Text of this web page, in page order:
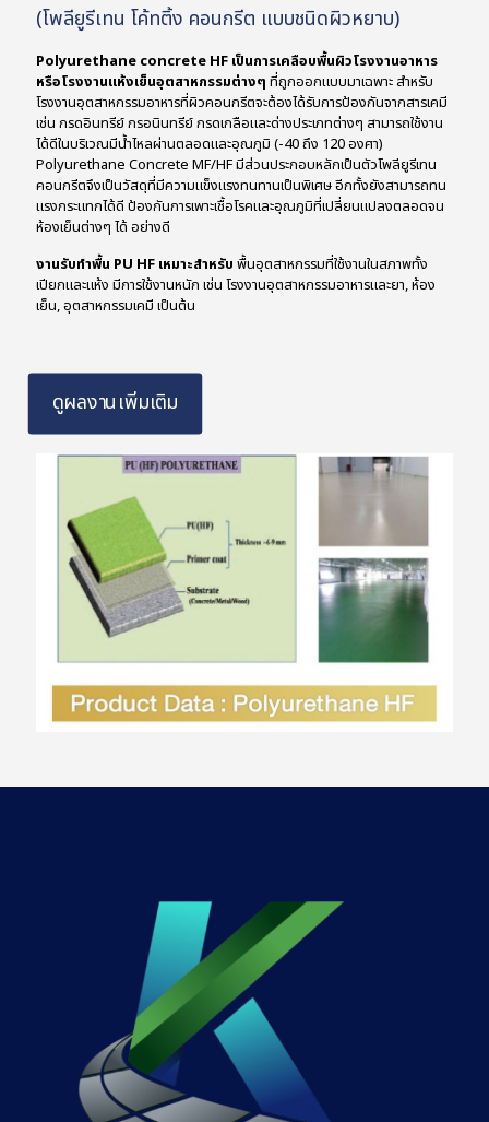
(โพลียูรีเทน โค้ทติ้ง คอนกรีต แบบชนิดผิวหยาบ)
Polyurethane concrete HF เป็นการเคลือบพื้นผิวโรงงานอาหาร
หรือโรงงานแห้งเย็นอุตสาหกรรมต่างๆ ที่ถูกออกแบบมาเฉพาะ สำหรับ
โรงงานอุตสาหกรรมอาหารที่ผิวคอนกรีตจะต้องได้รับการป้องกันจากสารเคมี
เช่น กรดอินทรีย์ กรอนินทรีย์ กรดเกลือและด่างประเภทต่างๆ สามารถใช้งาน
ได้ดีในบริเวณมีน้ำไหลผ่านตลอดและอุณภูมิ (-40 ถึง 120 องศา)
Polyurethane Concrete MF/HF มีส่วนประกอบหลักเป็นตัวโพลียูรีเทน
คอนกรีตจึงเป็นวัสดุที่มีความแข็งแรงทนทานเป็นพิเศษ อีกทั้งยังสามารถทน
แรงกระแทกได้ดี ป้องกันการเพาะเชื้อโรคและอุณภูมิที่เปลี่ยนแปลงตลอดจน
ห้องเย็นต่างๆ ได้ อย่างดี
งานรับทำพื้น PU HF เหมาะสำหรับ พื้นอุตสาหกรรมที่ใช้งานในสภาพทั้ง
เปียกและแห้ง มีการใช้งานหนัก เช่น โรงงานอุตสาหกรรมอาหารและยา, ห้อง
เย็น, อุตสาหกรรมเคมี เป็นต้น
ดูผลงานเพิ่มเติม